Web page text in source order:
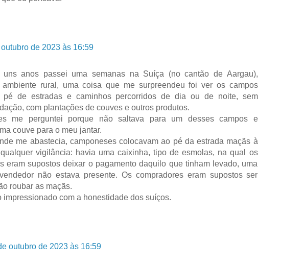
de 2023 às 16:59
uns anos passei uma semanas na Suíça (no cantão de Aargau),
rural, uma coisa que me surpreendeu foi ver os campos
pé de estradas e caminhos percorridos de dia ou de noite, sem
com plantações de couves e outros produtos.
me perguntei porque não saltava para um desses campos e
couve para o meu jantar.
me abastecia, camponeses colocavam ao pé da estrada maçãs à
vigilância: havia uma caixinha, tipo de esmolas, na qual os
eram supostos deixar o pagamento daquilo que tinham levado, uma
não estava presente. Os compradores eram supostos ser
roubar as maçãs.
impressionado com a honestidade dos suíços.
outubro de 2023 às 16:59